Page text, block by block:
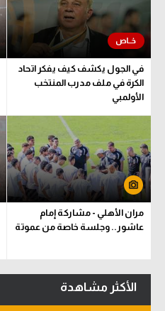
في الجول يكشف كيف يفكر اتحاد
الكرة في ملف مدرب المنتخب
الأولمبي
مران الأهلي - مشاركة إمام
عاشور.. وجلسة خاصة من عموتة
الأكثر مشاهدة